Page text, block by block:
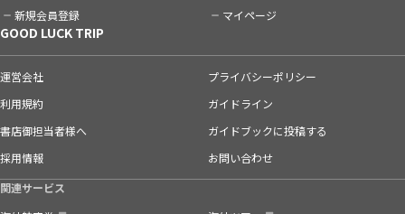
新規会員登録 マイページ
GOOD LUCK TRIP
運営会社
プライバシーポリシー
利用規約
ガイドライン
書店御担当者様へ
ガイドブックに投稿する
採用情報
お問い合わせ
関連サービス